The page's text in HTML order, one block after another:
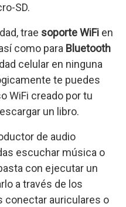
SD.
trae soporte WiFi en
como para Bluetooth
celular en ninguna
te puedes
WiFi creado por tu
un libro.
de audio
escuchar música o
con ejecutar un
a través de los
conectar auriculares o